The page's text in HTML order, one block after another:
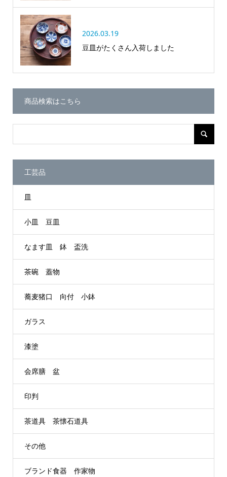
2026.03.19
豆皿がたくさん入荷しました
商品検索はこちら
工芸品
皿
小皿 豆皿
なます皿 鉢 盃洗
茶碗 蓋物
蕎麦猪口 向付 小鉢
ガラス
漆塗
会席膳 盆
印判
茶道具 茶懐石道具
その他
ブランド食器 作家物